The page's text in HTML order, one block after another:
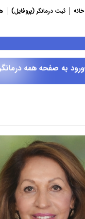
خانه ثبت درمانگر (پروفایل)
ورود به صفحه همه